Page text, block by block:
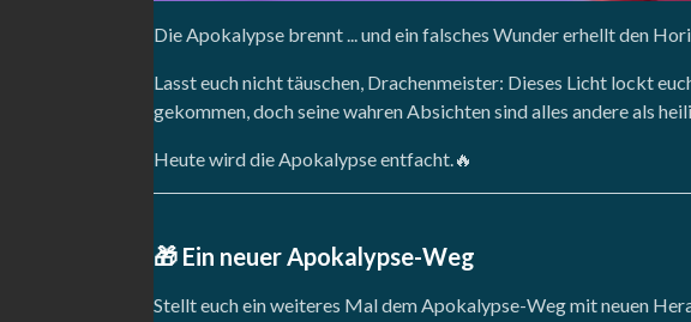
Die Apokalypse brennt ... und ein falsches Wunder erhellt den
Lasst euch nicht täuschen, Drachenmeister: Dieses Licht lockt
gekommen, doch seine wahren Absichten sind alles andere als
Heute wird die Apokalypse entfacht.🔥
🎁 Ein neuer Apokalypse-Weg
Stellt euch ein weiteres Mal dem Apokalypse-Weg mit neuen